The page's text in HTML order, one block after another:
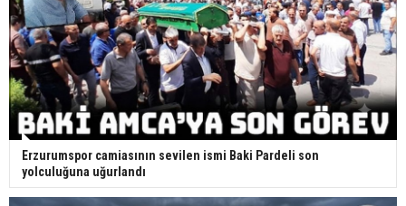
Erzurumspor camiasının sevilen ismi Baki Pardeli son
yolculuğuna uğurlandı